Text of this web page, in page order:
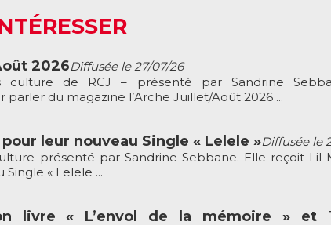
2026Diffusée le 27/07/26
culture de RCJ – présenté par Sandrine
parler du magazine l’Arche Juillet/Août 2026 ...
leur nouveau Single « Lelele »Diffusée le
présenté par Sandrine Sebbane. Elle reçoit Lil
« Lelele ...
livre « L’envol de la mémoire » et